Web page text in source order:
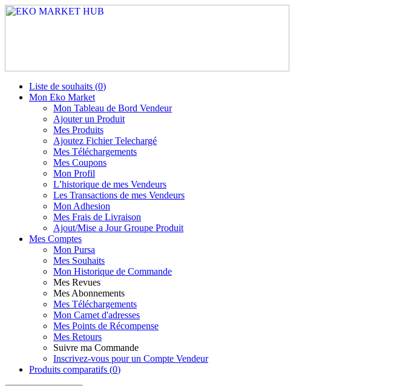
Liste de souhaits (0)
Mon Eko Market
Mon Tableau de Bord Vendeur
Ajouter un Produit
Mes Produits
Ajoutez Fichier Telechargé
Mes Téléchargements
Mes Coupons
Mon Profil
L’historique de mes Vendeurs
Les Transactions de mes Vendeurs
Mon Adhesion
Mes Frais de Livraison
Ajout/Mise a Jour Groupe Produit
Mes Comptes
Mon Pursa
Mes Souhaits
Mon Historique de Commande
Mes Revues
Mes Abonnements
Mes Téléchargements
Mon Carnet d'adresses
Mes Points de Récompense
Mes Retours
Suivre ma Commande
Inscrivez-vous pour un Compte Vendeur
Produits comparatifs (0)